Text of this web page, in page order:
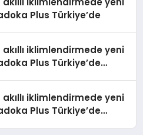
Plus Türkiye’de
akıllı iklimlendirmede yeni
Plus Türkiye’de
dostu tasarımıyla
donatılmış son modeli
ünitesi Madoka Plus
satışa sunuldu. Tam
akıllı iklimlendirmede yeni
Plus Türkiye’de
dostu tasarımıyla